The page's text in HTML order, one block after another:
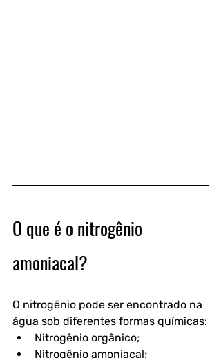
O que é o nitrogênio
amoniacal?
O nitrogênio pode ser encontrado na
água sob diferentes formas químicas:
Nitrogênio orgânico;
Nitrogênio amoniacal;